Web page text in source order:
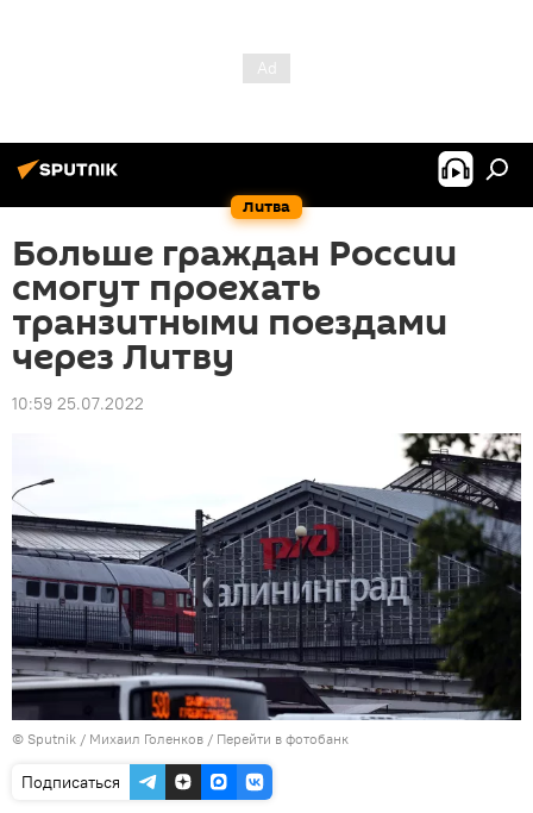
Литва
Больше граждан России
смогут проехать
транзитными поездами
через Литву
10:59 25.07.2022
© Sputnik / Михаил Голенков / Перейти в фотобанк
Подписаться